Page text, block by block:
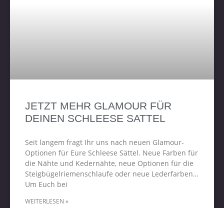
JETZT MEHR GLAMOUR FÜR
DEINEN SCHLEESE SATTEL
Seit langem fragt Ihr uns nach neuen Glamour-
Optionen für Eure Schleese Sättel. Neue Farben für
die Nähte und Kedernähte, neue Optionen für die
Steigbügelriemenschlaufe oder neue Lederfarben…
Um Euch bei
WEITERLESEN »